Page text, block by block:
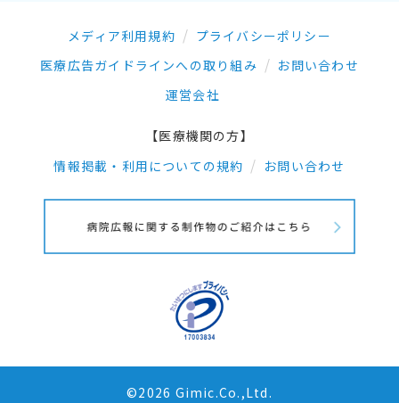
メディア利用規約
プライバシーポリシー
医療広告ガイドラインへの取り組み
お問い合わせ
運営会社
【医療機関の方】
情報掲載・利用についての規約
お問い合わせ
©2026 Gimic.Co.,Ltd.